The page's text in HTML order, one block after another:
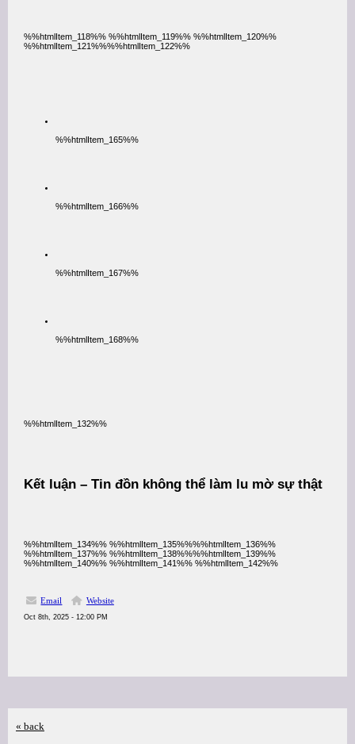
%%htmlItem_118%% %%htmlItem_119%% %%htmlItem_120%%
%%htmlItem_121%%%%htmlItem_122%%
%%htmlItem_165%%
%%htmlItem_166%%
%%htmlItem_167%%
%%htmlItem_168%%
%%htmlItem_132%%
Kết luận – Tin đồn không thể làm lu mờ sự thật
%%htmlItem_134%% %%htmlItem_135%%%%htmlItem_136%%
%%htmlItem_137%% %%htmlItem_138%%%%htmlItem_139%%
%%htmlItem_140%% %%htmlItem_141%% %%htmlItem_142%%
Email Website
Oct 8th, 2025 - 12:00 PM
« back